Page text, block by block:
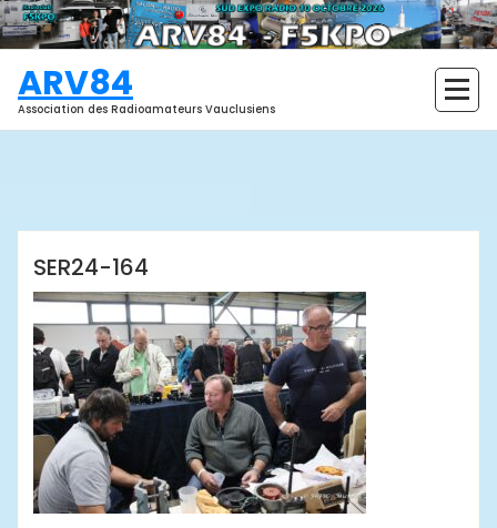
Aller
au
contenu
ARV84
Association des Radioamateurs Vauclusiens
SER24-164